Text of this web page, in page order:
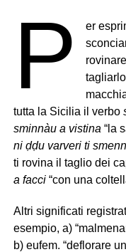
P
er
tutta la Sicilia il verbo
sminnàu a vistina “la
ni ḍḍu varveri ti
ti rovina il taglio dei
a facci“con una
Altri significati
esempio, a)
b) eufem. “deflorare